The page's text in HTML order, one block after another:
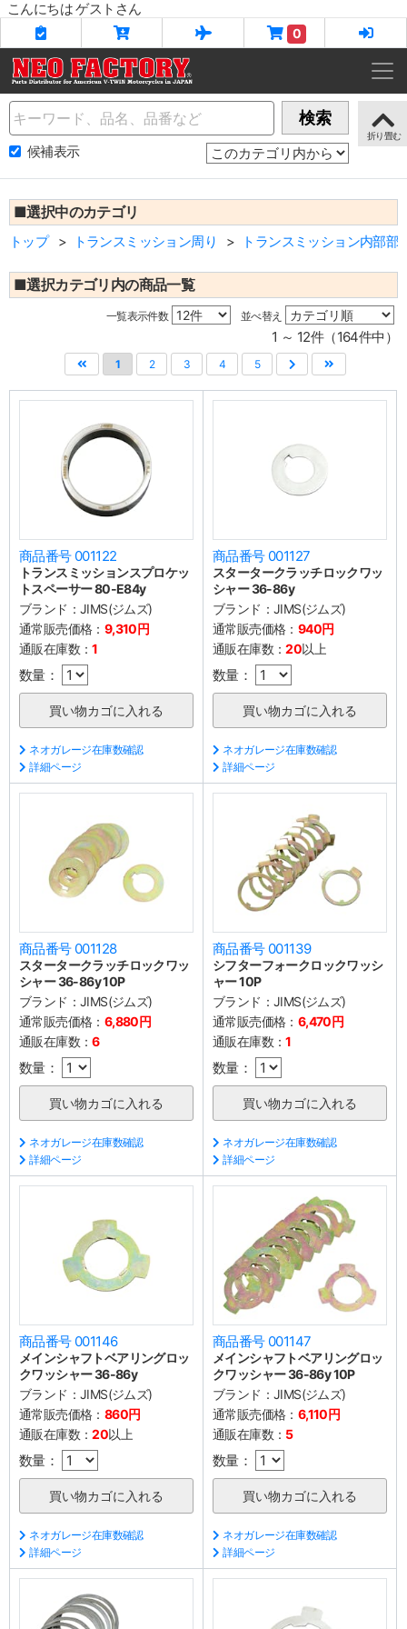
こんにちは ゲストさん
0
Name 検索
候補表示
■選択中のカテゴリ
トップ トランスミッション周り トランスミッション内部部
■選択カテゴリ内の商品一覧
一覧表示件数 並べ替え
1 ～ 12件（164件中）
1 2 3 4 5
商品番号 001122
トランスミッションスプロケッ
トスペーサー 80-E84y
ブランド： JIMS(ジムズ)
通常販売価格： 9,310円
通販在庫数：1
数量：
ネオガレージ在庫数確認
詳細ページ
商品番号 001127
スタータークラッチロックワッ
シャー 36-86y
ブランド： JIMS(ジムズ)
通常販売価格： 940円
通販在庫数：20以上
数量：
ネオガレージ在庫数確認
詳細ページ
商品番号 001128
スタータークラッチロックワッ
シャー 36-86y 10P
ブランド： JIMS(ジムズ)
通常販売価格： 6,880円
通販在庫数：6
数量：
ネオガレージ在庫数確認
詳細ページ
商品番号 001139
シフターフォークロックワッシ
ャー 10P
ブランド： JIMS(ジムズ)
通常販売価格： 6,470円
通販在庫数：1
数量：
ネオガレージ在庫数確認
詳細ページ
商品番号 001146
メインシャフトベアリングロッ
クワッシャー 36-86y
ブランド： JIMS(ジムズ)
通常販売価格： 860円
通販在庫数：20以上
数量：
ネオガレージ在庫数確認
詳細ページ
商品番号 001147
メインシャフトベアリングロッ
クワッシャー 36-86y 10P
ブランド： JIMS(ジムズ)
通常販売価格： 6,110円
通販在庫数： 5
数量：
ネオガレージ在庫数確認
詳細ページ